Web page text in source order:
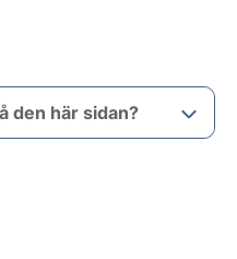
den här sidan?